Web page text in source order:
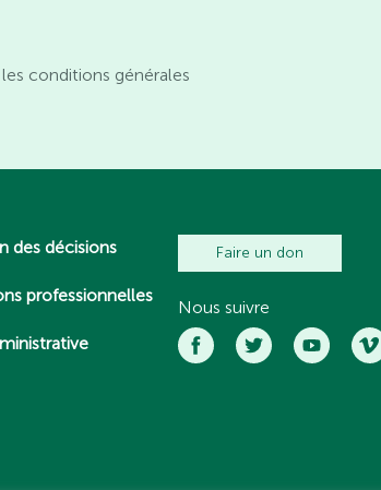
conditions générales
des décisions
professionnelles
Faire un don
Nous suivre